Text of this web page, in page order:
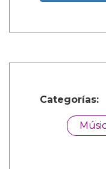
Categorías: